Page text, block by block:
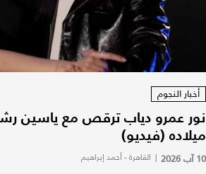
أخبار النجوم
نور عمرو دياب ترقص مع ياسين
ميلاده (فيديو)
10 آب 2026 | القاهرة - أحمد إبراهيم